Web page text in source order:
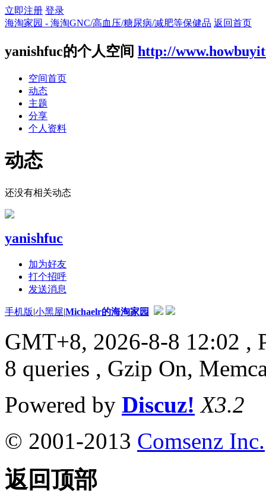
立即注册 登录
海淘家园 - 海淘GNC/高血压/糖尿病/减肥等保健品 返回首页
yanishfuc的个人空间 http://
空间首页
动态
主题
分享
个人资料
动态
还没有相关动态
yanishfuc
加为好友
打个招呼
发送消息
手机版|小黑屋|Michaelr的海淘家园
GMT+8, 2026-8-8 12:02 ,
8 queries , Gzip On,
Powered by Discuz! X3.2
© 2001-2013 Comsenz Inc.
返回顶部